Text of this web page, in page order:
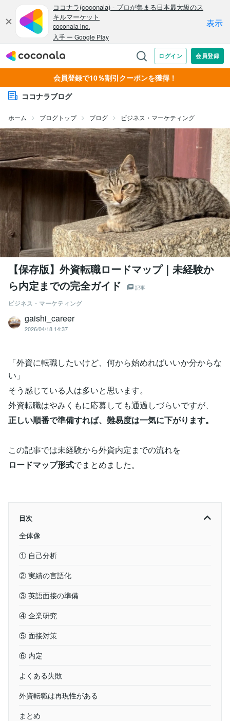
会員登録で10％割引クーポンを獲得！
ココナラブログ
ホーム ブログトップ ブログ ビジネス・マーケティング
【保存版】外資転職ロードマップ｜未経験か
ら内定までの完全ガイド
記事
ビジネス・マーケティング
gaishi_career
2026/04/18 14:37
「外資に転職したいけど、何から始めればいいか分からな
い」
そう感じている人は多いと思います。
外資転職はやみくもに応募しても通過しづらいですが、
正しい順番で準備すれば、難易度は一気に下がります。
この記事では未経験から外資内定までの流れを
ロードマップ形式でまとめました。
目次
全体像
① 自己分析
② 実績の言語化
③ 英語面接の準備
④ 企業研究
⑤ 面接対策
⑥ 内定
よくある失敗
外資転職は再現性がある
まとめ